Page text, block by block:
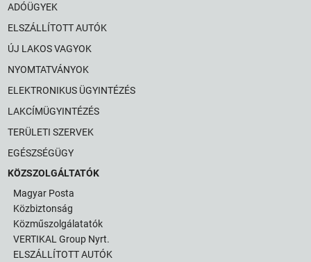
ADÓÜGYEK
ELSZÁLLÍTOTT AUTÓK
ÚJ LAKOS VAGYOK
NYOMTATVÁNYOK
ELEKTRONIKUS ÜGYINTÉZÉS
LAKCÍMÜGYINTÉZÉS
TERÜLETI SZERVEK
EGÉSZSÉGÜGY
KÖZSZOLGÁLTATÓK
Magyar Posta
Közbiztonság
Közműszolgálatatók
VERTIKAL Group Nyrt.
ELSZÁLLÍTOTT AUTÓK